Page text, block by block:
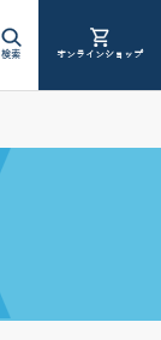
検索 オンラインショップ